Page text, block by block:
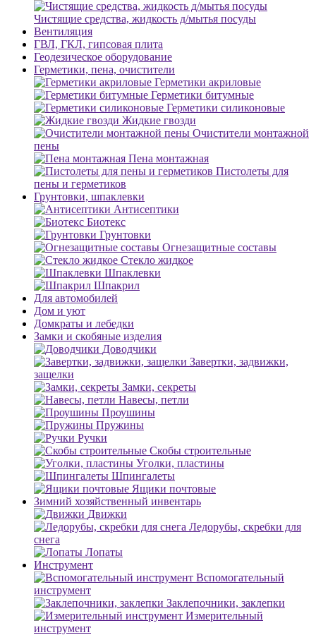
Чистящие средства, жидкость д/мытья посуды
Вентиляция
ГВЛ, ГКЛ, гипсовая плита
Геодезическое оборудование
Герметики, пена, очистители
Герметики акриловые
Герметики битумные
Герметики силиконовые
Жидкие гвозди
Очистители монтажной
пены
Пена монтажная
Пистолеты для
пены и герметиков
Грунтовки, шпаклевки
Антисептики
Биотекс
Грунтовки
Огнезащитные составы
Стекло жидкое
Шпаклевки
Шпакрил
Для автомобилей
Дом и уют
Домкраты и лебедки
Замки и скобяные изделия
Доводчики
Завертки, задвижки,
защелки
Замки, секреты
Навесы, петли
Проушины
Пружины
Ручки
Скобы строительные
Уголки, пластины
Шпингалеты
Ящики почтовые
Зимний хозяйственный инвентарь
Движки
Ледорубы, скребки для
снега
Лопаты
Инструмент
Вспомогательный
инструмент
Заклепочники, заклепки
Измерительный
инструмент